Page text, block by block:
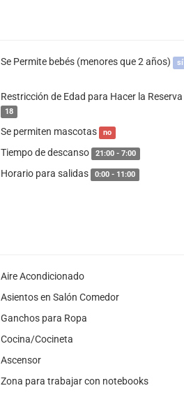
Se Permite bebés (menores que 2 años) sí
Restricción de Edad para Hacer la Reserva
18
Se permiten mascotas no
Tiempo de descanso 21:00 - 7:00
Horario para salidas 0:00 - 11:00
Aire Acondicionado
Asientos en Salón Comedor
Ganchos para Ropa
Cocina/Cocineta
Ascensor
Zona para trabajar con notebooks